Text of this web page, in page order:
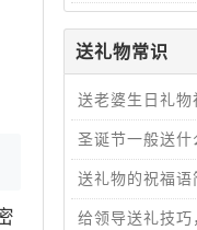
送礼物常识
送老婆生日礼物
圣诞节一般送什
送礼物的祝福语
给领导送礼技